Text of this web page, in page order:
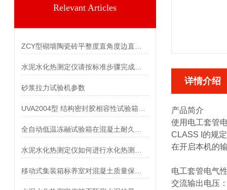
Relevant Articles
砂浆拉力试验机参数
详情介绍
产品简介
使用 电工套管
CLASS I的规
在开启本机的
电工套管电气
交流输出电压